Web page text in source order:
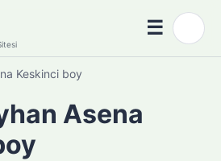
☰Menü
Keskinci boy
Asena